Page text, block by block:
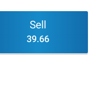
Sell
39.66